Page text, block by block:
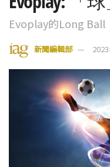
Evoplay的Long Ball
新聞編輯部